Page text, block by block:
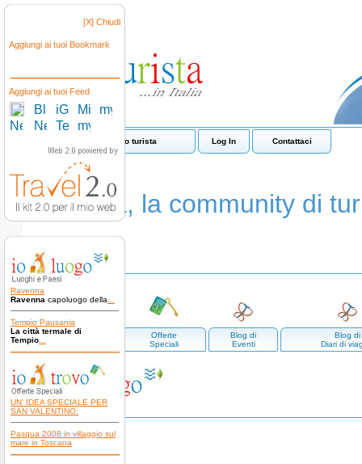
[X] Chiudi
Aggiungi ai tuoi Bookmark
Aggiungi ai tuoi Feed
Ravenna
Ravenna capoluogo della
Tempio Pausania
La città termale di
Tempio
UN' IDEA SPECIALE PER
SAN VALENTINO:
Pasqua 2008 in villaggio sul
mare in Toscana
Come funziona io turista Log In Contattaci
io turista, la community di
Luoghi e
Offerte
Speciali
Blog di
Eventi
Blog di
Diari di
Pompei